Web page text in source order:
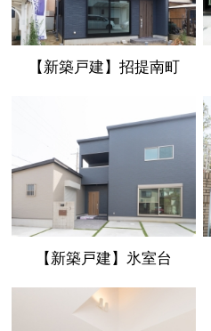
【新築戸建】招提南町
【新築戸建】氷室台